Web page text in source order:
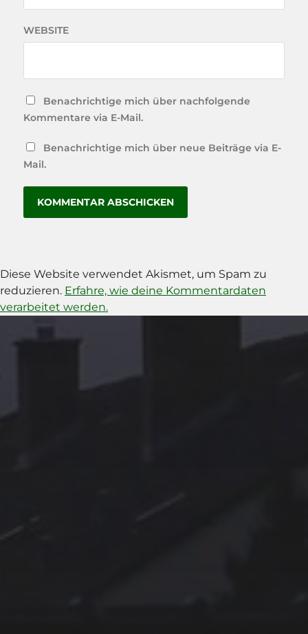
WEBSITE
Benachrichtige mich über nachfolgende
Kommentare via E-Mail.
Benachrichtige mich über neue Beiträge via E-
Mail.
Diese Website verwendet Akismet, um Spam zu
reduzieren. Erfahre, wie deine Kommentardaten
verarbeitet werden.